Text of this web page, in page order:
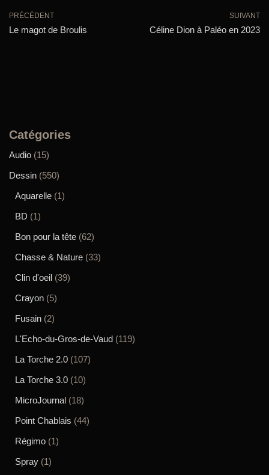
PRÉCÉDENT
Le magot de Broulis
SUIVANT
Céline Dion à Paléo en 2023
Catégories
Audio (15)
Dessin (550)
Aquarelle (1)
BD (1)
Bon pour la tête (62)
Chasse & Nature (33)
Clin d'oeil (39)
Crayon (5)
Fusain (2)
L'Echo-du-Gros-de-Vaud (119)
La Torche 2.0 (107)
La Torche 3.0 (10)
MicroJournal (18)
Point Chablais (44)
Régimo (1)
Spray (1)